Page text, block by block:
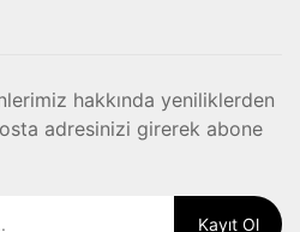
hakkında yeniliklerden
adresinizi girerek abone